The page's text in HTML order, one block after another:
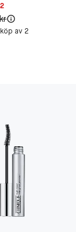
pris:
av 2